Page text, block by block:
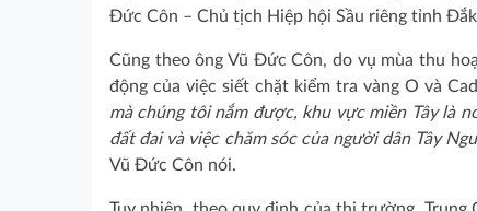
Đức Côn – Chủ tịch Hiệp hội Sầu riêng tỉnh
Cũng theo ông Vũ Đức Côn, do vụ mùa thu
động của việc siết chặt kiểm tra vàng O và
mà chúng tôi nắm được, khu vực miền Tây là
đất đai và việc chăm sóc của người dân Tây
Vũ Đức Côn nói.